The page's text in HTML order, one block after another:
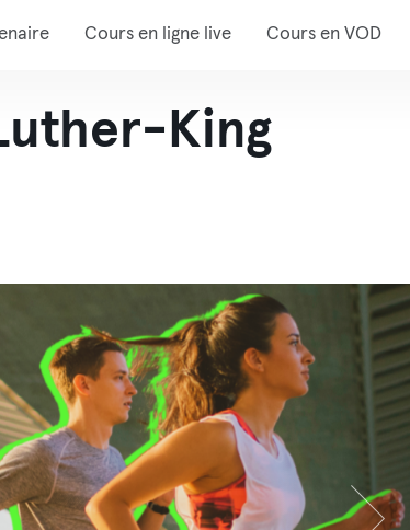
Cours en ligne live Cours en VOD
King